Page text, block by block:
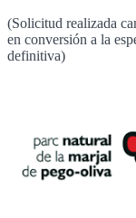
(Solicitud realizada
en conversión a la
definitiva)